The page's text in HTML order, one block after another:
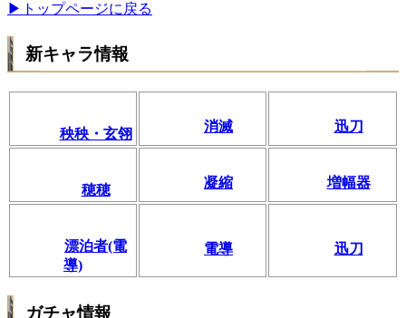
▶トップページに戻る
新キャラ情報
秧秧・玄翎 消滅 迅刀
穂穂 凝縮 増幅器
漂泊者(電
導)
電導 迅刀
ガチャ情報